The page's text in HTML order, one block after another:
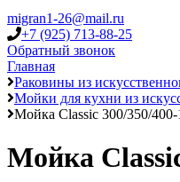
migran1-26@mail.ru
+7 (925) 713-88-25
Обратный звонок
Главная
Раковины из
Мойки для кухни из
Мойка Classic 300/350/
Мойка